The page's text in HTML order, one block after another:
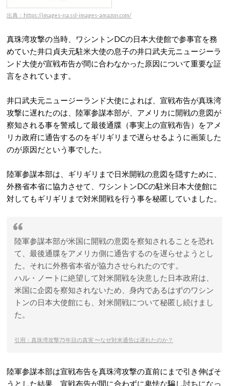
出典：https://images-na.ssl-images-amazon.com/
真珠湾攻撃の当時、ワシントンDCの日本大使館で参事官を務
めていた井口貞夫元駐米大使の息子の井口武夫元ニュージーラ
ンド大使が宣戦布告が間に合わなかった原因について重要な証
言をされています。
井口武夫元ニュージーランド大使によれば、宣戦布告が真珠湾
攻撃に遅れたのは、陸軍参謀本部が、アメリカに開戦の意図が
察知される事を警戒して最後通牒（事実上の宣戦布告）をアメ
リカ政府に通告するのをギリギリまで遅らせるように画策した
のが原因だという事でした。
陸軍参謀本部は、ギリギリまで日米開戦の意図を隠すために、
外務省本省に協力させて、ワシントンDCの駐米日本大使館に
対してもギリギリまで対米開戦を行う事を秘匿していました。
陸軍参謀本部が米国に開戦の意図を察知されることを恐れ
て、最後通牒をアメリカ側に通告するのを遅らせようとし
た。それに外務省本省が協力させられたのです。
ハル・ノートに絶望して対米開戦を決意した日本政府は、
米国に企図を察知されないため、身内であるはずのワシン
トンの日本大使館にも、対米開戦について秘匿し続けまし
た。
引用：真珠湾攻撃75年目の真実 〜なぜ対米通告は遅れたのか？
陸軍参謀本部は宣戦布告を真珠湾攻撃の直前にまで引き伸ばそ
うとした結果、宣戦布告が間に合わずに卑怯な騙し討ちになっ